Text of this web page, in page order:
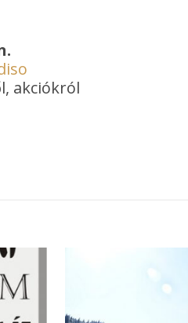
akciókról